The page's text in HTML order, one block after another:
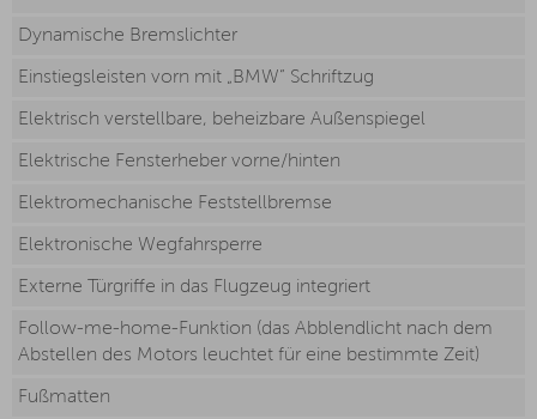
Dynamische Bremslichter
Einstiegsleisten vorn mit „BMW“ Schriftzug
Elektrisch verstellbare, beheizbare Außenspiegel
Elektrische Fensterheber vorne/hinten
Elektromechanische Feststellbremse
Elektronische Wegfahrsperre
Externe Türgriffe in das Flugzeug integriert
Follow-me-home-Funktion (das Abblendlicht nach dem
Abstellen des Motors leuchtet für eine bestimmte Zeit)
Fußmatten